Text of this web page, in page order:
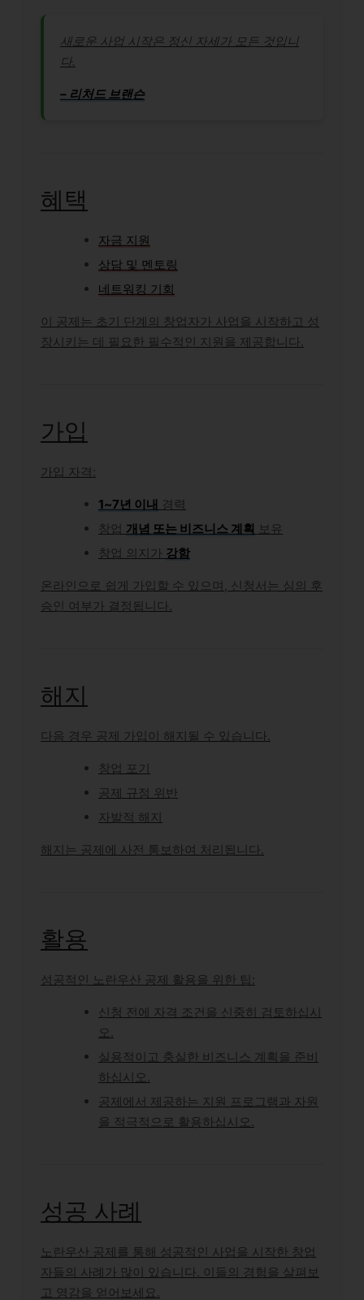
새로운 사업 시작은 정신 자세가 모든 것입니
다.
– 리처드 브랜슨
혜택
자금 지원
상담 및 멘토링
네트워킹 기회
이 공제는 초기 단계의 창업자가 사업을 시작하고 성
장시키는 데 필요한 필수적인 지원을 제공합니다.
가입
가입 자격:
1~7년 이내 경력
창업 개념 또는 비즈니스 계획 보유
창업 의지가 강함
온라인으로 쉽게 가입할 수 있으며, 신청서는 심의 후
승인 여부가 결정됩니다.
해지
다음 경우 공제 가입이 해지될 수 있습니다.
창업 포기
공제 규정 위반
자발적 해지
해지는 공제에 사전 통보하여 처리됩니다.
활용
성공적인 노란우산 공제 활용을 위한 팁:
신청 전에 자격 조건을 신중히 검토하십시
오.
실용적이고 충실한 비즈니스 계획을 준비
하십시오.
공제에서 제공하는 지원 프로그램과 자원
을 적극적으로 활용하십시오.
성공 사례
노란우산 공제를 통해 성공적인 사업을 시작한 창업
자들의 사례가 많이 있습니다. 이들의 경험을 살펴보
고 영감을 얻어보세요.